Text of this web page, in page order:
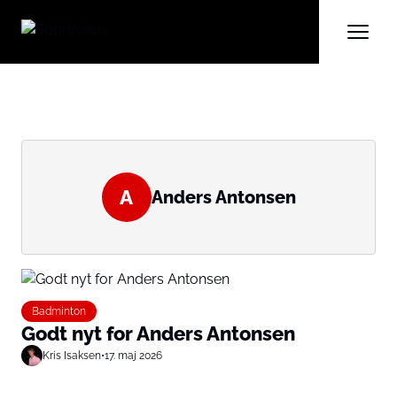
A Anders Antonsen
Badminton
Godt nyt for Anders Antonsen
Kris Isaksen•17. maj 2026